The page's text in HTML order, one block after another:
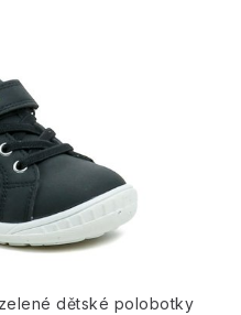
dětské polobotky